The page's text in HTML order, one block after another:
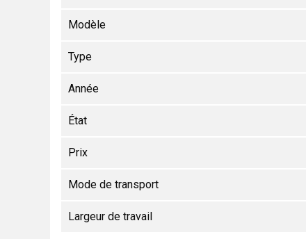
Modèle
Type
Année
État
Prix
Mode de transport
Largeur de travail